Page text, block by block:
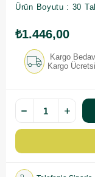
Ürün Boyutu : 30
₺1.446,00
Kargo
Kargo